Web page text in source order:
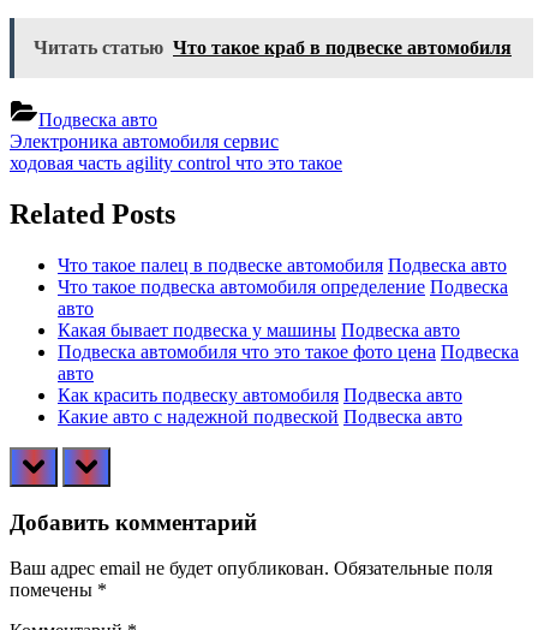
Читать статью Что такое краб в подвеске автомобиля
Подвеска авто
Навигация
по
записям
Previous
Post:
Электроника автомобиля сервис
Next
ходовая часть agility control что это такое
Related Posts
Что такое палец в подвеске автомобиля Подвеска авто
Что такое подвеска автомобиля определение Подвеска
авто
Какая бывает подвеска у машины Подвеска авто
Подвеска автомобиля что это такое фото цена Подвеска
авто
Как красить подвеску автомобиля Подвеска авто
Какие авто с надежной подвеской Подвеска авто
prev next
Добавить комментарий
Ваш адрес email не будет опубликован. Обязательные поля
помечены *